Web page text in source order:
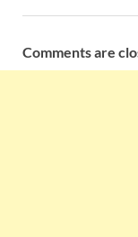
Comments are